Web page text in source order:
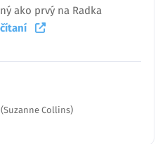
ako prvý na Radka
čítaní
Collins)